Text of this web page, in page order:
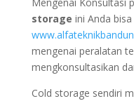
storage ini Anda
mengenai peralatan
mengkonsultasikan
Cold storage sendiri